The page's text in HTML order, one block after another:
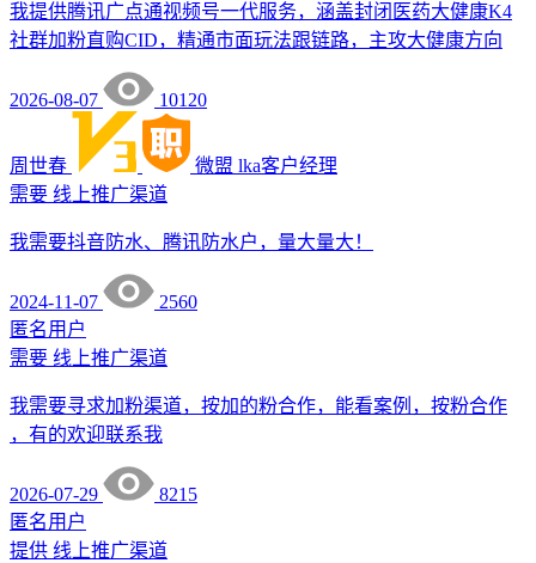
我提供腾讯广点通视频号一代服务，涵盖封闭医药大健康K4
社群加粉直购CID，精通市面玩法跟链路，主攻大健康方向
2026-08-07 10120
周世春 微盟 lka客户经理
需要 线上推广渠道
我需要抖音防水、腾讯防水户，量大量大！
2024-11-07
2560
匿名用户
需要 线上推广渠道
我需要寻求加粉渠道，按加的粉合作，能看案例，按粉合作
，有的欢迎联系我
2026-07-29
8215
匿名用户
提供 线上推广渠道